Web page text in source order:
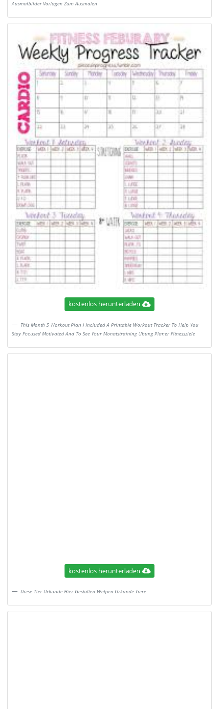
Ausmalbilder Vorlagen Zum Ausmalen
kostenlos herunterladen
This Month S Workout Plan I Included A Printable Workout Tracker To Help You
Stay Focused Motivated And To See Your Monatstraining Ubung Planer Fitnessziele
kostenlos herunterladen
Diese Tier Urkunde Hier Gestalten Welpen Urkunde Tiere